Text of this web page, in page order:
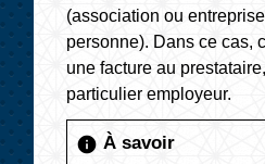
(association ou
personne). Dans ce cas,
une facture au
particulier employeur.
info À savoir